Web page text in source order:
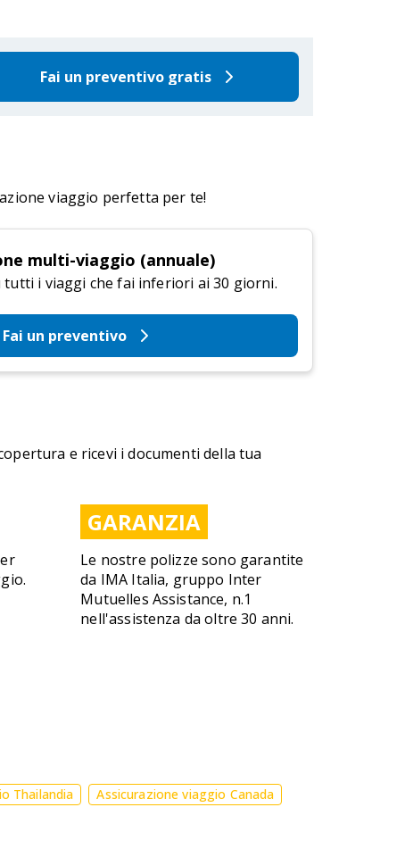
Fai un preventivo gratis
viaggio perfetta per te!
multi-viaggio (annuale)
tutti i viaggi che fai inferiori ai 30 giorni.
Fai un preventivo
e ricevi i documenti della tua
GARANZIA
Le nostre polizze sono garantite
da IMA Italia, gruppo Inter
Mutuelles Assistance, n.1
nell'assistenza da oltre 30 anni.
Thailandia
Assicurazione viaggio Canada